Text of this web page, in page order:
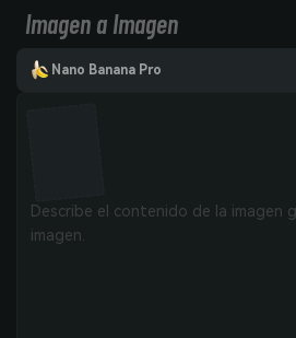
Imagen a Imagen
Nano Banana Pro